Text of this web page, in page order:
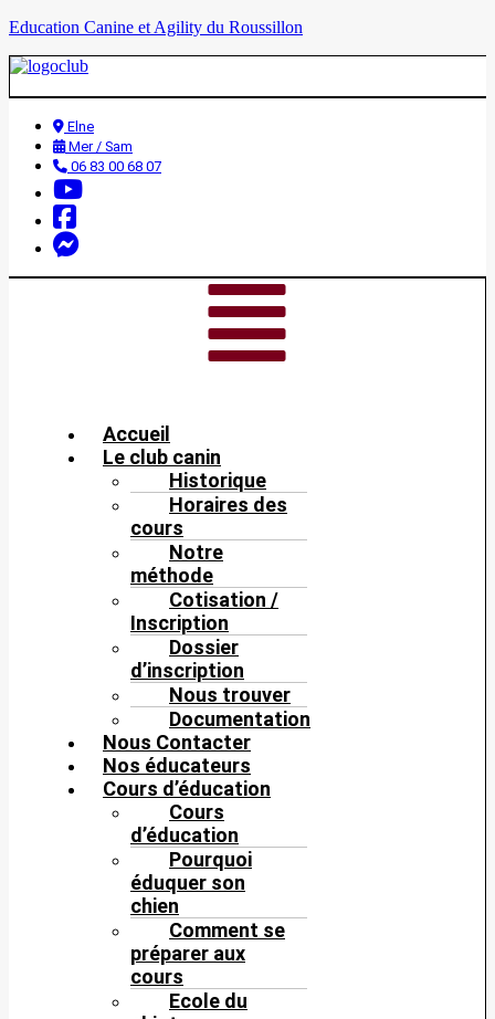
Education Canine et Agility du Roussillon
Elne
Mer / Sam
06 83 00 68 07
Accueil
Le club canin
Historique
Horaires des
cours
Notre
méthode
Cotisation /
Inscription
Dossier
d’inscription
Nous trouver
Documentation
Nous Contacter
Nos éducateurs
Cours d’éducation
Cours
d’éducation
Pourquoi
éduquer son
chien
Comment se
préparer aux
cours
Ecole du